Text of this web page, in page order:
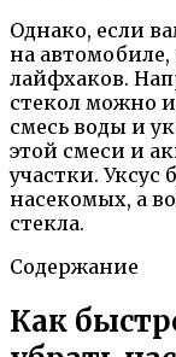
Однако, если
на автомобиле,
лайфхаков.
стекол можно
смесь воды и
этой смеси и
участки. Уксус
насекомых, а
стекла.
Содержание
Как